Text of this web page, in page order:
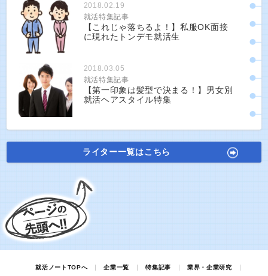
2018.02.19
就活特集記事
【これじゃ落ちるよ！】私服OK面接
に現れたトンデモ就活生
2018.03.05
就活特集記事
【第一印象は髪型で決まる！】男女別
就活ヘアスタイル特集
ライター一覧はこちら
就活ノートTOPへ 企業一覧 特集記事
業界・企業研究